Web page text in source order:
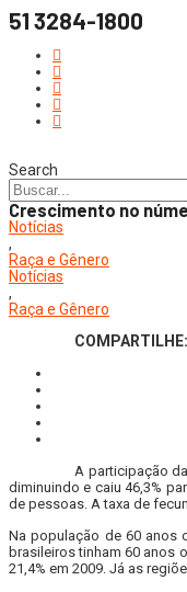
51 3284-1800
Search
Crescimento no
Notícias
,
Raça e Gênero
Notícias
,
Raça e Gênero
COMPARTILHE:
A participação
diminuindo e caiu 46,3%
de pessoas. A taxa de
Na população de 60 anos
brasileiros tinham 60 anos
21,4% em 2009. Já as